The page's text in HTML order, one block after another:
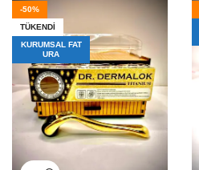
-50%
TÜKENDI
KURUMSAL FAT
URA